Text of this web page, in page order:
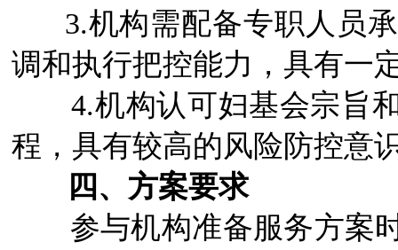
3.机构需配备专职人员承
调和执行把控能力，具有一
4.机构认可妇基会宗旨和
程，具有较高的风险防控意
四、方案要求
参与机构准备服务方案